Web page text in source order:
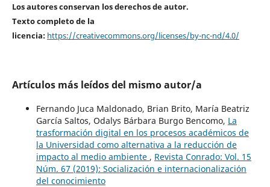
Los autores conservan los derechos de autor.
Texto completo de la
licencia: https://creativecommons.org/licenses/by-nc-nd/4.0/
Artículos más leídos del mismo autor/a
Fernando Juca Maldonado, Brian Brito, María Beatriz
García Saltos, Odalys Bárbara Burgo Bencomo, La
trasformación digital en los procesos académicos de
la Universidad como alternativa a la reducción de
impacto al medio ambiente , Revista Conrado: Vol. 15
Núm. 67 (2019): Socialización e internacionalización
del conocimiento